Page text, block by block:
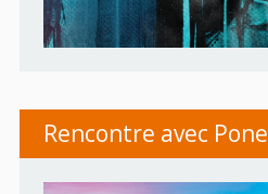
Rencontre avec Pone